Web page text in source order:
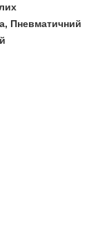
Пневматичний